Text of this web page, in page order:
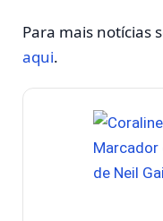
Para mais notícias
aqui.